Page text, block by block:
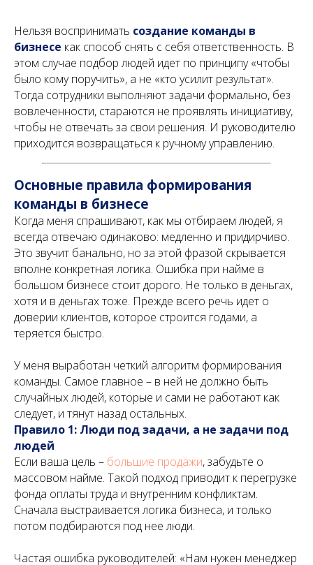
Нельзя воспринимать создание команды в
бизнесе как способ снять с себя ответственность. В
этом случае подбор людей идет по принципу «чтобы
было кому поручить», а не «кто усилит результат».
Тогда сотрудники выполняют задачи формально, без
вовлеченности, стараются не проявлять инициативу,
чтобы не отвечать за свои решения. И руководителю
приходится возвращаться к ручному управлению.
Основные правила формирования
команды в бизнесе
Когда меня спрашивают, как мы отбираем людей, я
всегда отвечаю одинаково: медленно и придирчиво.
Это звучит банально, но за этой фразой скрывается
вполне конкретная логика. Ошибка при найме в
большом бизнесе стоит дорого. Не только в деньгах,
хотя и в деньгах тоже. Прежде всего речь идет о
доверии клиентов, которое строится годами, а
теряется быстро.
У меня выработан четкий алгоритм формирования
команды. Самое главное – в ней не должно быть
случайных людей, которые и сами не работают как
следует, и тянут назад остальных.
Правило 1: Люди под задачи, а не задачи под
людей
Если ваша цель – большие продажи, забудьте о
массовом найме. Такой подход приводит к перегрузке
фонда оплаты труда и внутренним конфликтам.
Сначала выстраивается логика бизнеса, и только
потом подбираются под нее люди.
Частая ошибка руководителей: «Нам нужен менеджер